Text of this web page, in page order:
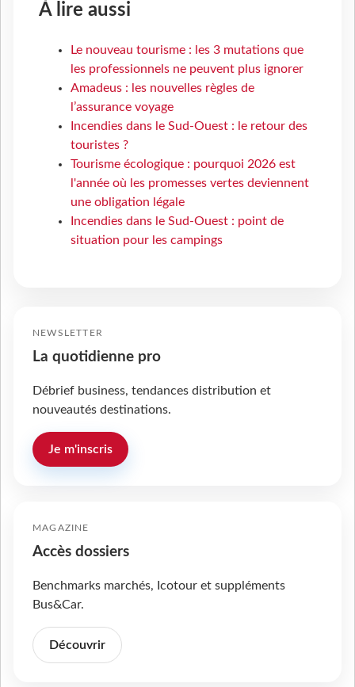
À lire aussi
Le nouveau tourisme : les 3 mutations que
les professionnels ne peuvent plus ignorer
Amadeus : les nouvelles règles de
l’assurance voyage
Incendies dans le Sud-Ouest : le retour des
touristes ?
Tourisme écologique : pourquoi 2026 est
l'année où les promesses vertes deviennent
une obligation légale
Incendies dans le Sud-Ouest : point de
situation pour les campings
NEWSLETTER
La quotidienne pro
Débrief business, tendances distribution et
nouveautés destinations.
Je m'inscris
MAGAZINE
Accès dossiers
Benchmarks marchés, Icotour et suppléments
Bus&Car.
Découvrir